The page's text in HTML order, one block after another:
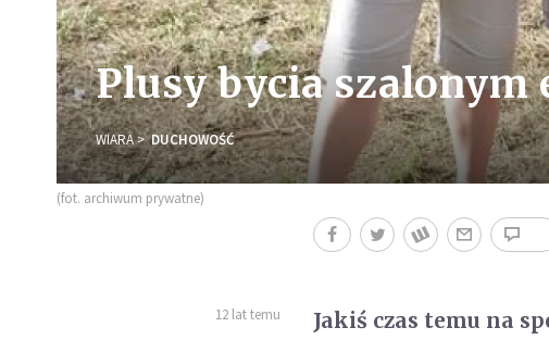
Plusy bycia szalonym
WIARA DUCHOWOŚĆ
(fot. archiwum prywatne)
12 lat temu
Jakiś czas temu na